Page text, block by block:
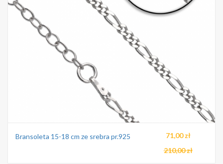
Bransoleta 15-18 cm ze srebra pr.925
71,00 zł
210,00 zł